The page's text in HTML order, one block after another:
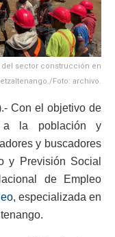
sector construcción en
Foto: archivo.
Con el objetivo de
a la población y
y buscadores
y Previsión Social
de Empleo
especializada en